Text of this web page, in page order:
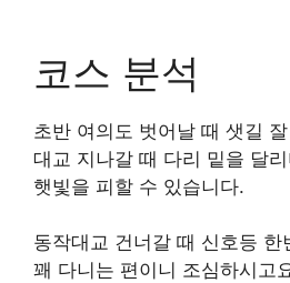
코스 분석
초반 여의도 벗어날 때 샛길
대교 지나갈 때 다리 밑을 달
햇빛을 피할 수 있습니다.
동작대교 건너갈 때 신호등 한
꽤 다니는 편이니 조심하시고